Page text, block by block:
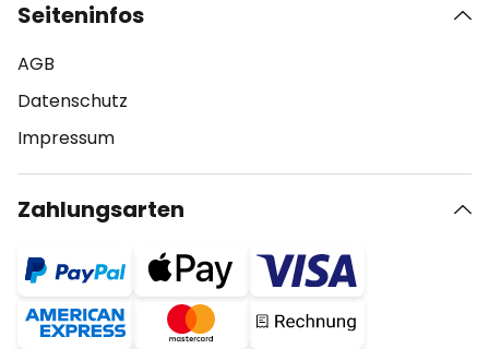
Seiteninfos
AGB
Datenschutz
Impressum
Zahlungsarten